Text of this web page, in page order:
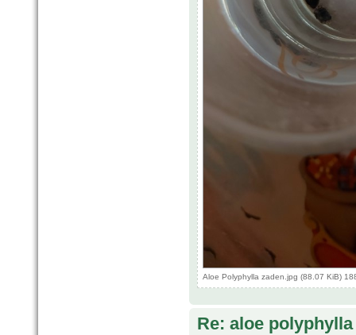
Aloe Polyphylla zaden.jpg (88.07 KiB)
Re: aloe polyphylla